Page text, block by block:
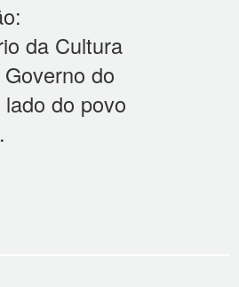
da Cultura
do
do povo